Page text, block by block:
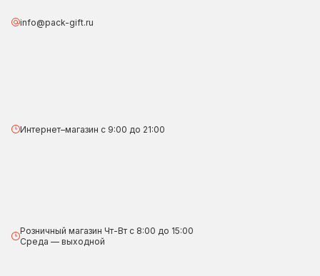
info@pack-gift.ru
Интернет–магазин с 9:00 до 21:00
Розничный магазин Чт-Вт с 8:00 до 15:00
Среда — выходной